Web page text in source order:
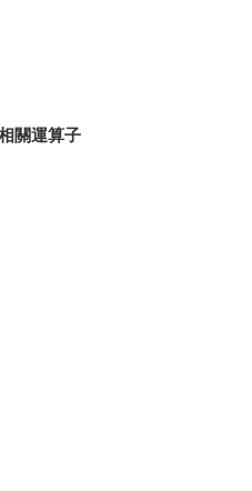
關運算子